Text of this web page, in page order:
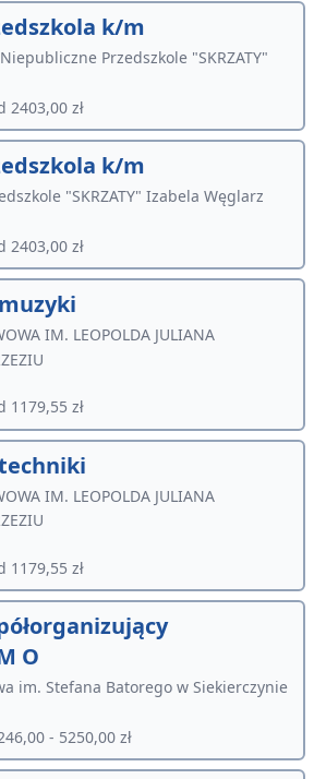
k/m
Przedszkole "SKRZATY"
2403,00 zł
k/m
"SKRZATY" Izabela Węglarz
2403,00 zł
IM. LEOPOLDA JULIANA
1179,55 zł
IM. LEOPOLDA JULIANA
1179,55 zł
O
im. Stefana Batorego w Siekierczynie
- 5250,00 zł